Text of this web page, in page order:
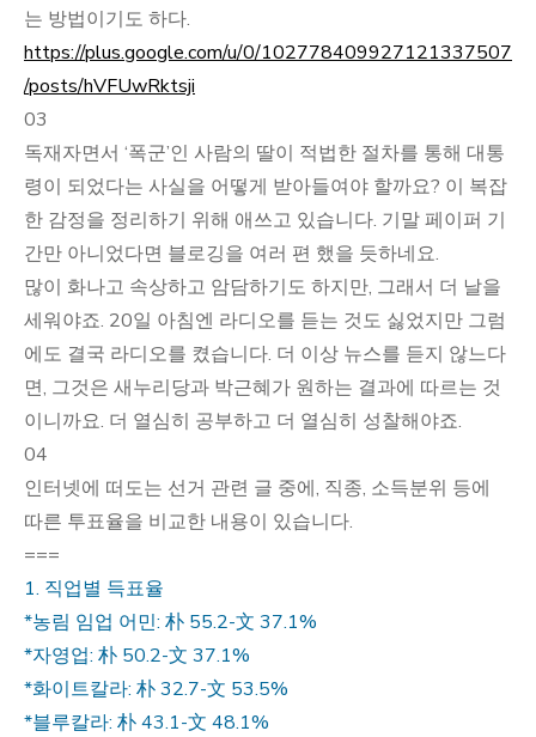
는 방법이기도 하다.
https://plus.google.com/u/0/102778409927121337507
/posts/hVFUwRktsji
03
독재자면서 ‘폭군’인 사람의 딸이 적법한 절차를 통해 대통
령이 되었다는 사실을 어떻게 받아들여야 할까요? 이 복잡
한 감정을 정리하기 위해 애쓰고 있습니다. 기말 페이퍼 기
간만 아니었다면 블로깅을 여러 편 했을 듯하네요.
많이 화나고 속상하고 암담하기도 하지만, 그래서 더 날을
세워야죠. 20일 아침엔 라디오를 듣는 것도 싫었지만 그럼
에도 결국 라디오를 켰습니다. 더 이상 뉴스를 듣지 않느다
면, 그것은 새누리당과 박근혜가 원하는 결과에 따르는 것
이니까요. 더 열심히 공부하고 더 열심히 성찰해야죠.
04
인터넷에 떠도는 선거 관련 글 중에, 직종, 소득분위 등에
따른 투표율을 비교한 내용이 있습니다.
===
‎1. 직업별 득표율
*농림 임업 어민: 朴 55.2-文 37.1%
*자영업: 朴 50.2-文 37.1%
*화이트칼라: 朴 32.7-文 53.5%
*블루칼라: 朴 43.1-文 48.1%